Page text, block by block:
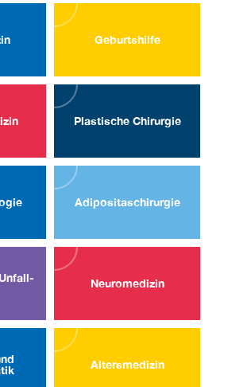
Geburtshilfe
Plastische Chirurgie
Adipositas­chirurgie
Neuro­medizin
Alters­medizin